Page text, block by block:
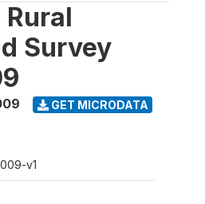
Survey
GET MICRODATA
v1